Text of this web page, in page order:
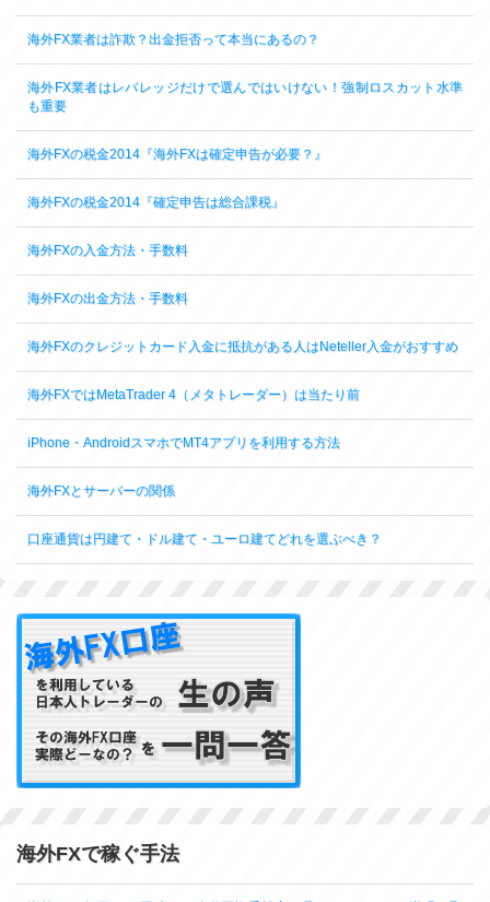
海外FX業者は詐欺？出金拒否って本当にあるの？
海外FX業者はレバレッジだけで選んではいけない！強制ロスカット水準
も重要
海外FXの税金2014『海外FXは確定申告が必要？』
海外FXの税金2014『確定申告は総合課税』
海外FXの入金方法・手数料
海外FXの出金方法・手数料
海外FXのクレジットカード入金に抵抗がある人はNeteller入金がおすすめ
海外FXではMetaTrader 4（メタトレーダー）は当たり前
iPhone・AndroidスマホでMT4アプリを利用する方法
海外FXとサーバーの関係
口座通貨は円建て・ドル建て・ユーロ建てどれを選ぶべき？
海外FXで稼ぐ手法